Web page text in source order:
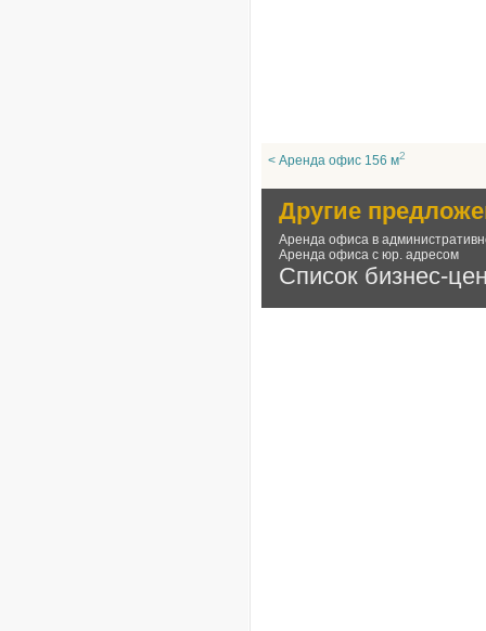
< Аренда офис 156 м2
Другие
Аренда офиса в
Аренда офиса с юр. адресом
Список бизнес-